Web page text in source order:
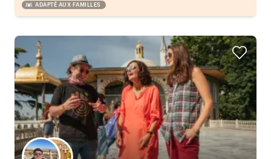
ADAPTÉ AUX FAMILLES